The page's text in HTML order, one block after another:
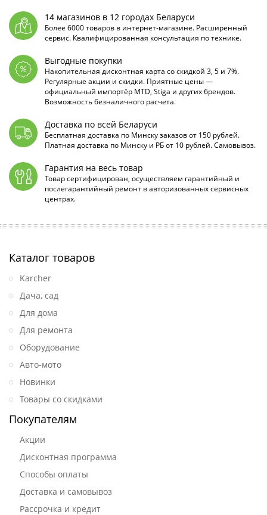
14 магазинов в 12 городах Беларуси
Более 6000 товаров в интернет-магазине. Расширенный
сервис. Квалифицированная консультация по технике.
Выгодные покупки
Накопительная дисконтная карта со скидкой 3, 5 и 7%.
Регулярные акции и скидки. Приятные цены —
официальный импортёр MTD, Stiga и других брендов.
Возможность безналичного расчета.
Доставка по всей Беларуси
Бесплатная доставка по Минску заказов от 150 рублей.
Платная доставка по Минску и РБ от 10 рублей. Самовывоз.
Гарантия на весь товар
Товар сертифицирован, осуществляем гарантийный и
послегарантийный ремонт в авторизованных сервисных
центрах.
Каталог товаров
Karcher
Дача, сад
Для дома
Для ремонта
Оборудование
Авто-мото
Новинки
Товары со скидками
Покупателям
Акции
Дисконтная программа
Способы оплаты
Доставка и самовывоз
Рассрочка и кредит